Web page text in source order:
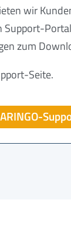
wir
Support-Portal
zum
Seite.